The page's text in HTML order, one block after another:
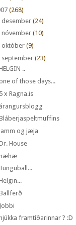
(268)
desember (24)
nóvember (10)
október (9)
september (23)
..
one of those days...
5 x Ragna.is
árangursblogg
og jæja
House
Tunguball...
Jobbi
hjúkka framtíðarinnar ? :D